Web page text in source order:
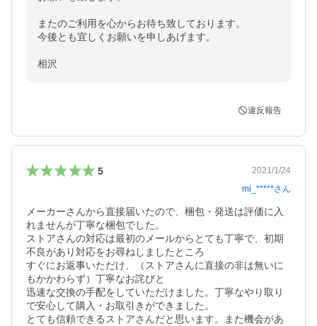
またのご利用を心からお待ち致しております。
今後とも宜しくお願いを申しあげます。
相沢
違反報告
5
2021/1/24
mi_*****さん
メーカーさんから直接届いたので、梱包・発送は評価に入
れませんが丁寧な梱包でした。
ストアさんの対応は最初のメールからとても丁寧で、初期
不良があり対応をお尋ねしましたところ
すぐにお返事いただけ、（ストアさんに直接の非は無いに
もかかわらず）丁寧なお詫びと
迅速な交換の手配をしていただけました。丁寧なやり取り
で安心して購入・お取引きができました。
とても信頼できるストアさんだと思います。また機会があ